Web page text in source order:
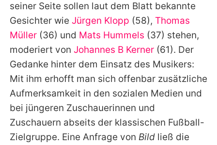
seiner Seite sollen laut dem Blatt bekannte
Gesichter wie Jürgen Klopp (58), Thomas
Müller (36) und Mats Hummels (37) stehen,
moderiert von Johannes B Kerner (61). Der
Gedanke hinter dem Einsatz des Musikers:
Mit ihm erhofft man sich offenbar zusätzliche
Aufmerksamkeit in den sozialen Medien und
bei jüngeren Zuschauerinnen und
Zuschauern abseits der klassischen Fußball-
Zielgruppe. Eine Anfrage von Bild ließ die